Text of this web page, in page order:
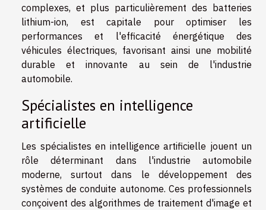
complexes, et plus particulièrement des batteries
lithium-ion, est capitale pour optimiser les
performances et l'efficacité énergétique des
véhicules électriques, favorisant ainsi une mobilité
durable et innovante au sein de l'industrie
automobile.
Spécialistes en intelligence
artificielle
Les spécialistes en intelligence artificielle jouent un
rôle déterminant dans l'industrie automobile
moderne, surtout dans le développement des
systèmes de conduite autonome. Ces professionnels
conçoivent des algorithmes de traitement d'image et